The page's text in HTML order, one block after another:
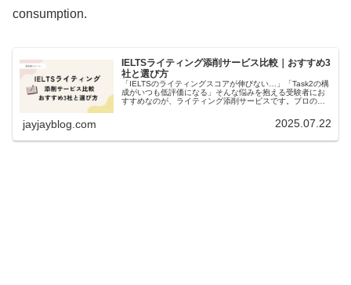
consumption.
IELTSライティング添削サービス比較｜おすすめ3
社と選び方
「IELTSのライティングスコアが伸びない…」「Task2の構
成がいつも低評価になる」そんな悩みを抱える受験者にお
すすめなのが、ライティング添削サービスです。プロの講
jayjayblog.com 2025.07.22